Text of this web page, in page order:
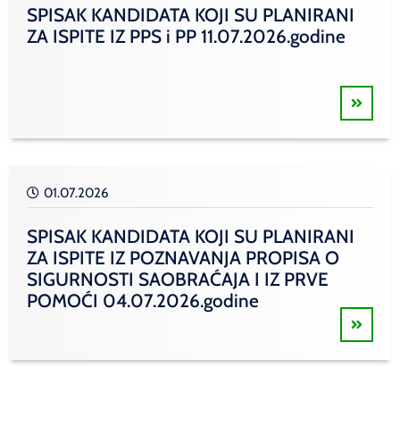
SPISAK KANDIDATA KOJI SU PLANIRANI
ZA ISPITE IZ PPS i PP 11.07.2026.godine
01.07.2026
SPISAK KANDIDATA KOJI SU PLANIRANI
ZA ISPITE IZ POZNAVANJA PROPISA O
SIGURNOSTI SAOBRAĆAJA I IZ PRVE
POMOĆI 04.07.2026.godine